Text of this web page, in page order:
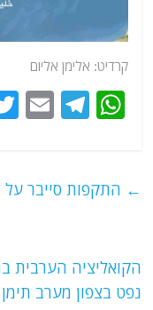
קרדיט: אלימן אליום
W
s
p
T
g
E
l ← התקפות סייבר
הקואליציה הערבית
נפט בצפון מערב תימן